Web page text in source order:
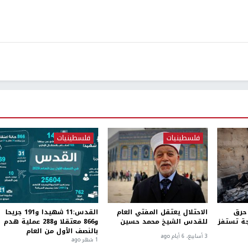
حرق
تستفز
فلسطينيات
الاحتلال يعتقل المفتي العام
للقدس الشيخ محمد حسين
3 أسابيع، 6 أيام ago
فلسطينيات
القدس:11 شهيدا و191 جريحا
و866 معتقلا و288 عملية هدم
بالنصف الأول من العام
1 شهر ago